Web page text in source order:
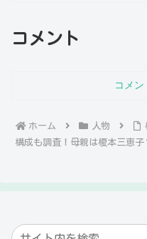
コメント
コメ
ホーム 人物
構成も調査！母親は榎本三恵子